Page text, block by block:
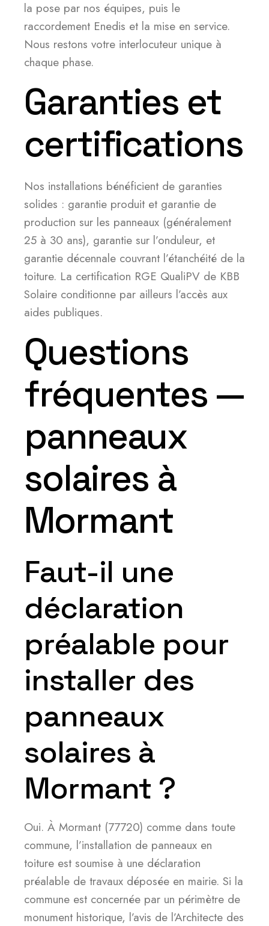
la pose par nos équipes, puis le
raccordement Enedis et la mise en service.
Nous restons votre interlocuteur unique à
chaque phase.
Garanties et
certifications
Nos installations bénéficient de garanties
solides : garantie produit et garantie de
production sur les panneaux (généralement
25 à 30 ans), garantie sur l’onduleur, et
garantie décennale couvrant l’étanchéité de la
toiture. La certification RGE QualiPV de KBB
Solaire conditionne par ailleurs l’accès aux
aides publiques.
Questions
fréquentes —
panneaux
solaires à
Mormant
Faut-il une
déclaration
préalable pour
installer des
panneaux
solaires à
Mormant ?
Oui. À Mormant (77720) comme dans toute
commune, l’installation de panneaux en
toiture est soumise à une déclaration
préalable de travaux déposée en mairie. Si la
commune est concernée par un périmètre de
monument historique, l’avis de l’Architecte des